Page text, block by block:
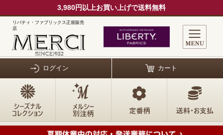
3,980円以上お買い上げで送料無料
リバティ・ファブリックス正規販売
店
ログイン カート